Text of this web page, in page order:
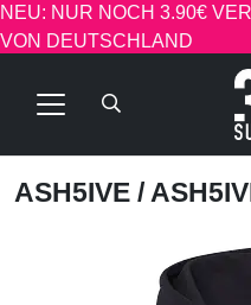
NEU: NUR NOCH 3.90€
VON DEUTSCHLAND
ASH5IVE /